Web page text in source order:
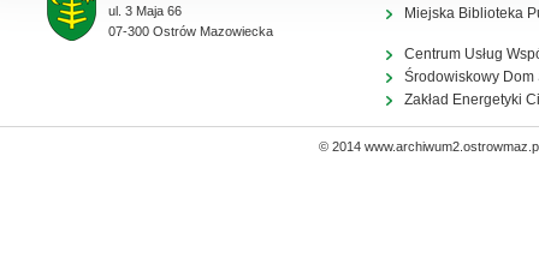
ul. 3 Maja 66
07-300 Ostrów Mazowiecka
Miejska Biblioteka
Centrum Usług
Środowiskowy Dom
Zakład Energetyki
© 2014